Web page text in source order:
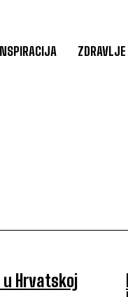
ZDRAVLJE
Hrvatskoj